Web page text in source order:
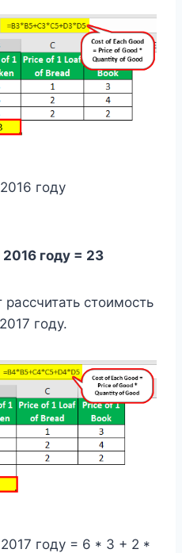
году
году = 23
стоимость
году.
году = 6 * 3 + 2 *